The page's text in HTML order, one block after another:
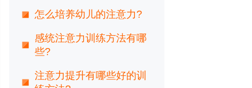
怎么培养幼儿的注意力?
感统注意力训练方法有哪
些?
注意力提升有哪些好的训